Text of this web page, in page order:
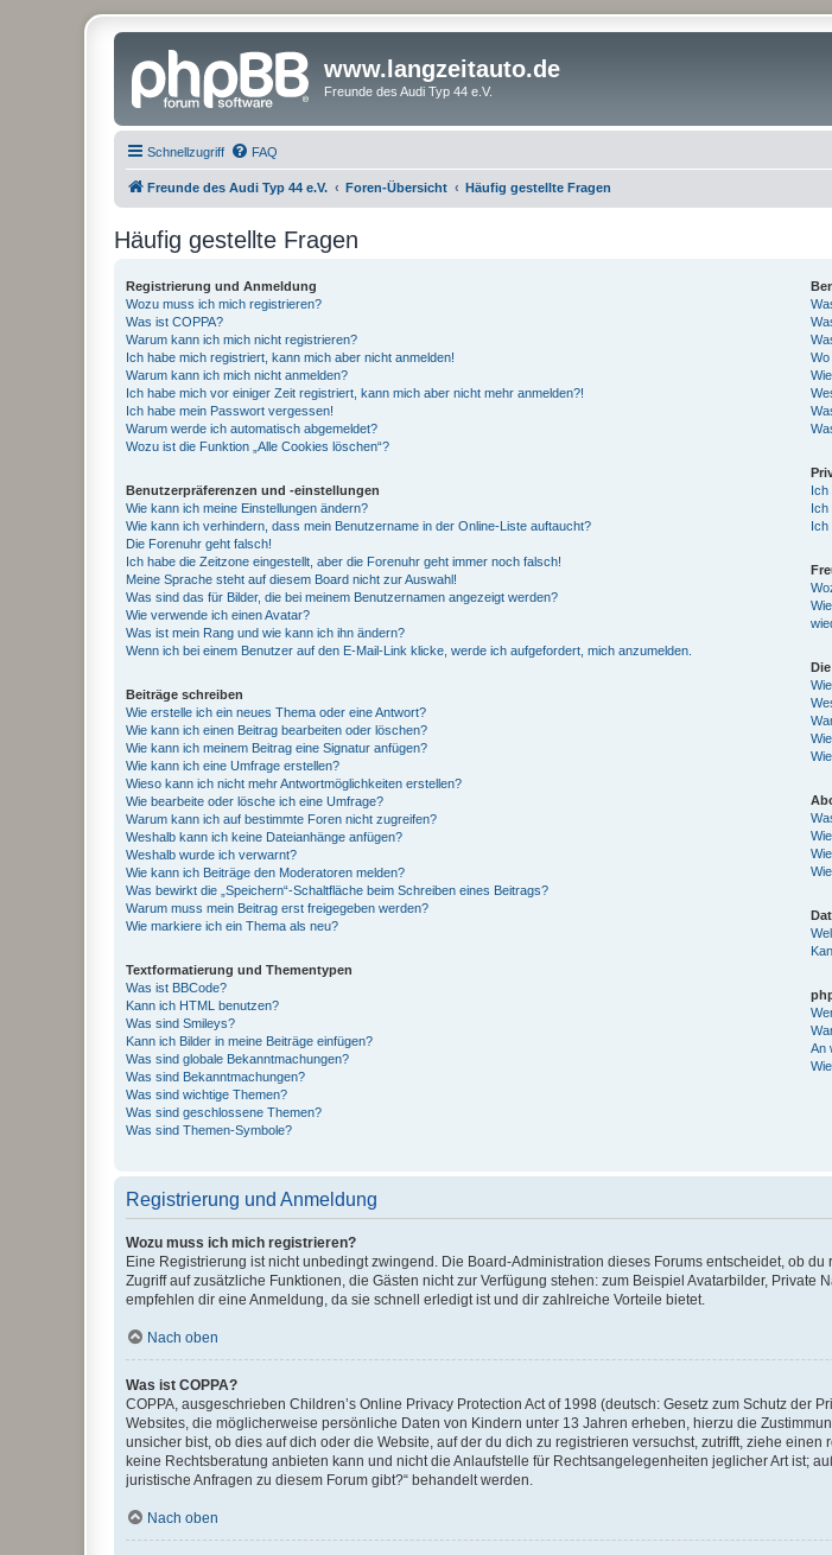
www.langzeitauto.de
Freunde des Audi Typ 44 e.V.
Schnellzugriff FAQ
Freunde des Audi Typ 44 e.V. Foren-Übersicht Häufig gestellte Fragen
Häufig gestellte Fragen
Registrierung und Anmeldung
Wozu muss ich mich registrieren?
Was ist COPPA?
Warum kann ich mich nicht registrieren?
Ich habe mich registriert, kann mich aber nicht anmelden!
Warum kann ich mich nicht anmelden?
Ich habe mich vor einiger Zeit registriert, kann mich aber nicht mehr anmelden?!
Ich habe mein Passwort vergessen!
Warum werde ich automatisch abgemeldet?
Wozu ist die Funktion „Alle Cookies löschen“?
Benutzerpräferenzen und -einstellungen
Wie kann ich meine Einstellungen ändern?
Wie kann ich verhindern, dass mein Benutzername in der Online-Liste auftaucht?
Die Forenuhr geht falsch!
Ich habe die Zeitzone eingestellt, aber die Forenuhr geht immer noch falsch!
Meine Sprache steht auf diesem Board nicht zur Auswahl!
Was sind das für Bilder, die bei meinem Benutzernamen angezeigt werden?
Wie verwende ich einen Avatar?
Was ist mein Rang und wie kann ich ihn ändern?
Wenn ich bei einem Benutzer auf den E-Mail-Link klicke, werde ich aufgefordert, mich anzumelden.
Beiträge schreiben
Wie erstelle ich ein neues Thema oder eine Antwort?
Wie kann ich einen Beitrag bearbeiten oder löschen?
Wie kann ich meinem Beitrag eine Signatur anfügen?
Wie kann ich eine Umfrage erstellen?
Wieso kann ich nicht mehr Antwortmöglichkeiten erstellen?
Wie bearbeite oder lösche ich eine Umfrage?
Warum kann ich auf bestimmte Foren nicht zugreifen?
Weshalb kann ich keine Dateianhänge anfügen?
Weshalb wurde ich verwarnt?
Wie kann ich Beiträge den Moderatoren melden?
Was bewirkt die „Speichern“-Schaltfläche beim Schreiben eines Beitrags?
Warum muss mein Beitrag erst freigegeben werden?
Wie markiere ich ein Thema als neu?
Textformatierung und Thementypen
Was ist BBCode?
Kann ich HTML benutzen?
Was sind Smileys?
Kann ich Bilder in meine Beiträge einfügen?
Was sind globale Bekanntmachungen?
Was sind Bekanntmachungen?
Was sind wichtige Themen?
Was sind geschlossene Themen?
Was sind Themen-Symbole?
Ich
Ich
Ich
An
Registrierung und Anmeldung
Wozu muss ich mich registrieren?
Eine Registrierung ist nicht unbedingt zwingend. Die Board-Administration dieses Forums entscheidet, ob
Zugriff auf zusätzliche Funktionen, die Gästen nicht zur Verfügung stehen: zum Beispiel Avatarbilder,
empfehlen dir eine Anmeldung, da sie schnell erledigt ist und dir zahlreiche Vorteile bietet.
Nach oben
Was ist COPPA?
COPPA, ausgeschrieben Children’s Online Privacy Protection Act of 1998 (deutsch: Gesetz zum Schutz
Websites, die möglicherweise persönliche Daten von Kindern unter 13 Jahren erheben, hierzu die
unsicher bist, ob dies auf dich oder die Website, auf der du dich zu registrieren versuchst, zutrifft, ziehe
keine Rechtsberatung anbieten kann und nicht die Anlaufstelle für Rechtsangelegenheiten jeglicher Art ist;
juristische Anfragen zu diesem Forum gibt?“ behandelt werden.
Nach oben